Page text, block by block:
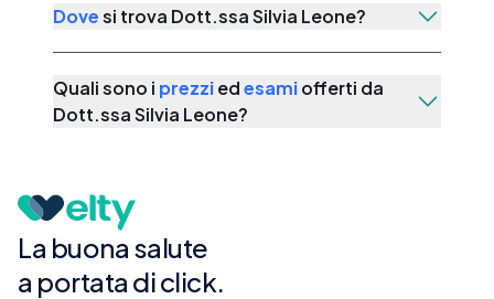
Dovesi trova Dott.ssa Silvia Leone?
Quali sono i prezziedesamiofferti da
Dott.ssa Silvia Leone?
La buona salute
a portata di click.